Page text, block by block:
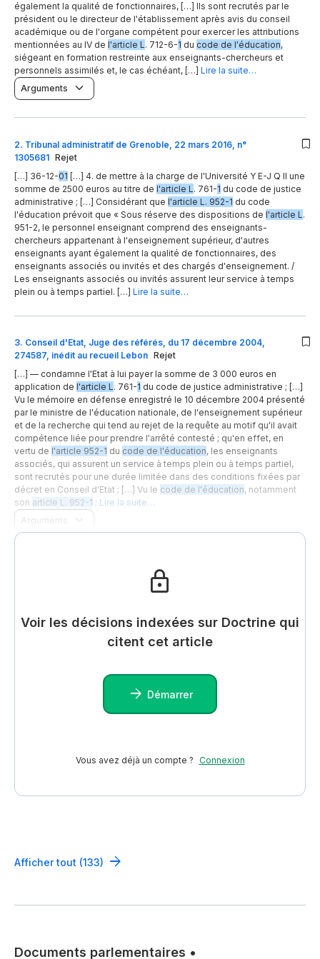
également la qualité de fonctionnaires, […] Ils sont recrutés par le
président ou le directeur de l'établissement après avis du conseil
académique ou de l'organe compétent pour exercer les attributions
mentionnées au IV de l'article L. 712-6-1 du code de l'éducation,
siégeant en formation restreinte aux enseignants-chercheurs et
personnels assimilés et, le cas échéant, […] Lire la suite…
Arguments
2. Tribunal administratif de Grenoble, 22 mars 2016, n°
1305681 Rejet
[…] 36-12-01 […] 4. de mettre à la charge de l'Université Y E-J Q II une
somme de 2500 euros au titre de l'article L . 761-1 du code de justice
administrative ; […] Considérant que l'article L. 952-1 du code
l'éducation prévoit que « Sous réserve des dispositions de l'article L .
951-2, le personnel enseignant comprend des enseignants-
chercheurs appartenant à l'enseignement supérieur, d'autres
enseignants ayant également la qualité de fonctionnaires, des
enseignants associés ou invités et des chargés d'enseignement. /
Les enseignants associés ou invités assurent leur service à temps
plein ou à temps partiel. […] Lire la suite…
3. Conseil d'Etat, Juge des référés, du 17 décembre 2004,
274587, inédit au recueil Lebon Rejet
[…] — condamne l'Etat à lui payer la somme de 3 000 euros en
application de l'article L. 761-1 du code de justice administrative ; […]
Vu le mémoire en défense enregistré le 10 décembre 2004 présenté
par le ministre de l'éducation nationale, de l'enseignement supérieur
et de la recherche qui tend au rejet de la requête au motif qu'il avait
compétence liée pour prendre l'arrêté contesté ; qu'en effet, en
vertu de l'article 952-1 du code de l'éducation, les enseignants
associés, qui assurent un service à temps plein ou à temps partiel,
sont recrutés pour une durée limitée dans des conditions fixées par
décret en Conseil d'Etat ; […] Vu le code de l'éducation, notamment
son article L. 952-1 ; Lire la suite…
Arguments
Voir les décisions indexées sur Doctrine qui
citent cet article
Démarrer
Vous avez déjà un compte ? Connexion
Afficher tout (133)
Documents parlementaires •